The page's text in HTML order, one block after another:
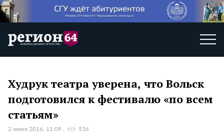
Худрук театра уверена, что Вольск
подготовился к фестивалю «по всем
статьям»
2 июня 2016, 11:09 536